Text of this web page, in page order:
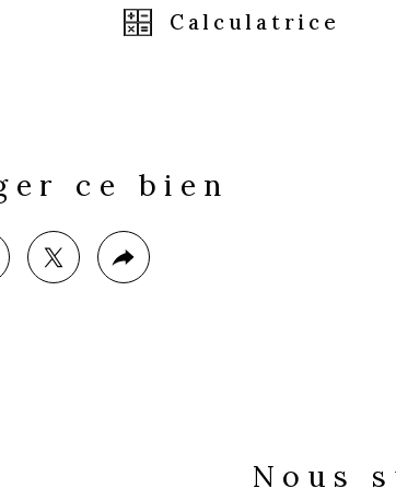
Calculatrice
ce bien
Nous